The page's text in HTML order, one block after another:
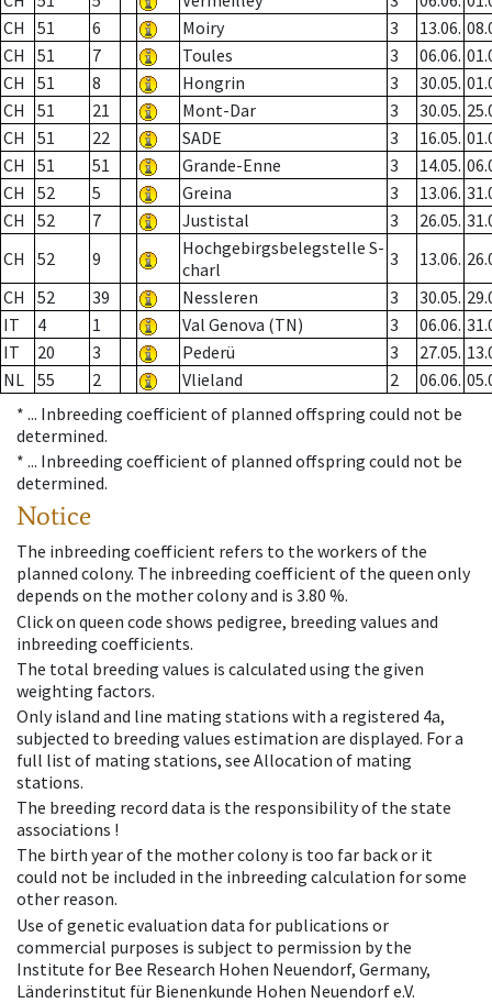
CH
51 6 Moiry 3 13.06.
CH
51 7 Toules 3 06.06.
CH
51 8 Hongrin 3 30.05.
CH
51 21 Mont-Dar 3 30.05.
CH
51 22 SADE 3 16.05.
CH
51 51 Grande-Enne 3 14.05.
CH
52 5 Greina 3 13.06.
CH
52 7 Justistal 3 26.05.
CH
52 9
Hochgebirgsbelegstelle S-
charl
3 13.06.
CH
52 39 Nessleren 3 30.05.
IT
4 1 Val Genova (TN) 3 06.06.
IT
20 3 Pederü 3 27.05.
NL 55 2 Vlieland 2 06.06.
* ... Inbreeding coefficient of planned offspring could not be
determined.
* ... Inbreeding coefficient of planned offspring could not be
determined.
Notice
The inbreeding coefficient refers to the workers of the
planned colony. The inbreeding coefficient of the queen only
depends on the mother colony and is 3.80 %.
Click on queen code shows pedigree, breeding values and
inbreeding coefficients.
The total breeding values is calculated using the given
weighting factors.
Only island and line mating stations with a registered 4a,
subjected to breeding values estimation are displayed. For a
full list of mating stations, see Allocation of mating
stations.
The breeding record data is the responsibility of the state
associations !
The birth year of the mother colony is too far back or it
could not be included in the inbreeding calculation for some
other reason.
Use of genetic evaluation data for publications or
commercial purposes is subject to permission by the
Institute for Bee Research Hohen Neuendorf, Germany,
Länderinstitut für Bienenkunde Hohen Neuendorf e.V.